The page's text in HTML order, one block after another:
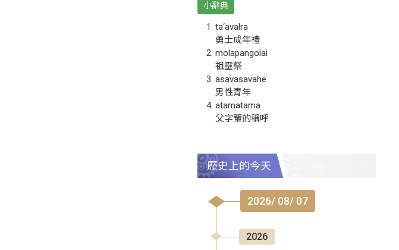
小辭典
ta‘avalra
勇士成年禮
molapangolai
祖靈祭
asavasavahe
男性青年
atamatama
父字輩的稱呼
歷史上的今天
2026/ 08/ 07
2026